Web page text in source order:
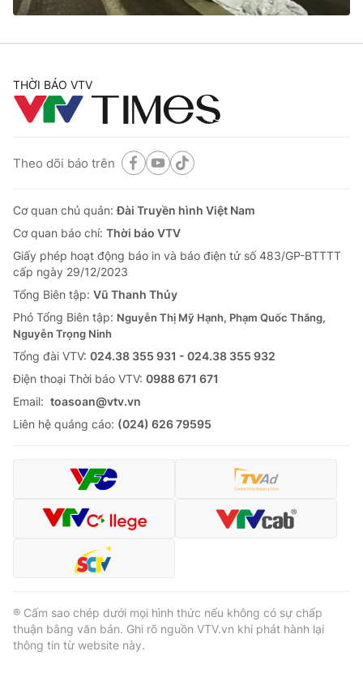
Giấy phép hoạt động báo in và báo điện tử số 483/GP-BTTTT
Phó Tổng Biên tập:
Nguyễn Trọng Ninh
Tổng đài VTV:
024.38 355 931 - 024.38 355 932
Email:toasoan@vtv.vn
® Cấm sao chép dưới mọi hình thức nếu không có sự chấp
thuận bằng văn bản. Ghi rõ nguồn VTV.vn khi phát hành lại
THỜI BÁO VTV
Theo dõi báo trên
Cơ quan chủ quản:Đài Truyền hình Việt Nam
Cơ quan báo chí: Thời báo VTV
Giấy phép hoạt động báo in và báo điện tử số 483/GP-BTTTT
cấp ngày 29/12/2023
Tổng Biên tập: Vũ Thanh Thủy
Phó Tổng Biên tập: Nguyễn Thị Mỹ Hạnh, Phạm Quốc Thắng,
Nguyễn Trọng Ninh
Tổng đài VTV: 024.38 355 931 - 024.38 355 932
Ðiện thoại Thời báo VTV: 0988 671 671
Email: toasoan@vtv.vn
Liên hệ quảng cáo: (024) 626 79595
® Cấm sao chép dưới mọi hình thức nếu không có sự chấp
thuận bằng văn bản. Ghi rõ nguồn VTV.vn khi phát hành lại
thông tin từ website này.